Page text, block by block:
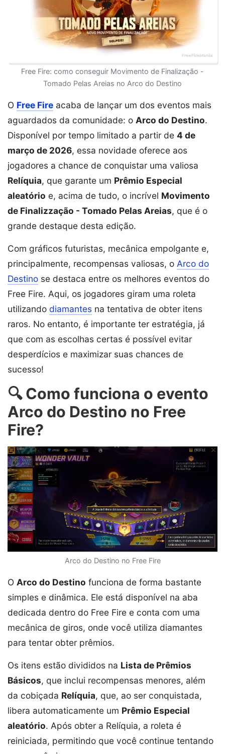
Free Fire: como conseguir Movimento de Finalização -
Tomado Pelas Areias no Arco do Destino
O Free Fire acaba de lançar um dos eventos mais
aguardados da comunidade: o Arco do Destino.
Disponível por tempo limitado a partir de 4 de
março de 2026, essa novidade oferece aos
jogadores a chance de conquistar uma valiosa
Relíquia, que garante um Prêmio Especial
aleatório e, acima de tudo, o incrível Movimento
de Finalizzação - Tomado Pelas Areias, que é o
grande destaque desta edição.
Com gráficos futuristas, mecânica empolgante e,
principalmente, recompensas valiosas, o Arco do
Destino se destaca entre os melhores eventos do
Free Fire. Aqui, os jogadores giram uma roleta
utilizando diamantes na tentativa de obter itens
raros. No entanto, é importante ter estratégia, já
que com as escolhas certas é possível evitar
desperdícios e maximizar suas chances de
sucesso!
🔍 Como funciona o evento
Arco do Destino no Free
Fire?
Arco do Destino no Free Fire
O Arco do Destino funciona de forma bastante
simples e dinâmica. Ele está disponível na aba
dedicada dentro do Free Fire e conta com uma
mecânica de giros, onde você utiliza diamantes
para tentar obter prêmios.
Os itens estão divididos na Lista de Prêmios
Básicos, que inclui recompensas menores, além
da cobiçada Relíquia, que, ao ser conquistada,
libera automaticamente um Prêmio Especial
aleatório. Após obter a Relíquia, a roleta é
reiniciada, permitindo que você continue tentando